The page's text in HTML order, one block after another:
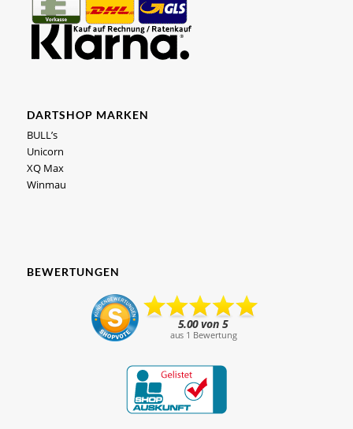
DARTSHOP MARKEN
BULL’s
Unicorn
XQ Max
Winmau
BEWERTUNGEN